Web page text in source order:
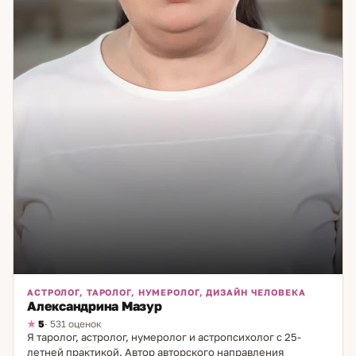
АСТРОЛОГ, ТАРОЛОГ, НУМЕРОЛОГ, ДИЗАЙН ЧЕЛОВЕКА
Александрина Мазур
5· 531 оценок
Я таролог, астролог, нумеролог и астропсихолог с 25-
летней практикой. Автор авторского направления